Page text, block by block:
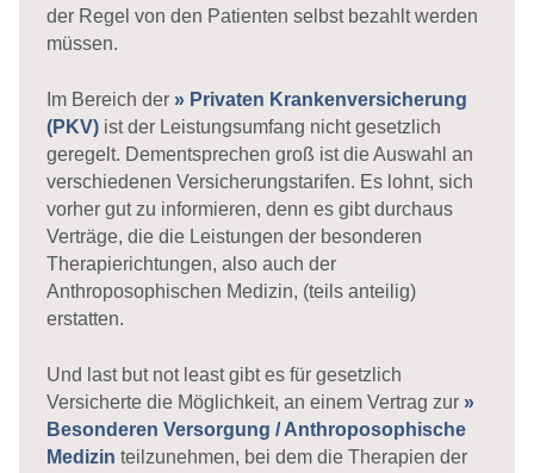
der Regel von den Patienten selbst bezahlt werden
müssen.
Im Bereich der » Privaten Krankenversicherung
(PKV)ist der Leistungsumfang nicht gesetzlich
geregelt. Dementsprechen groß ist die Auswahl an
verschiedenen Versicherungstarifen. Es lohnt, sich
vorher gut zu informieren, denn es gibt durchaus
Verträge, die die Leistungen der besonderen
Therapierichtungen, also auch der
Anthroposophischen Medizin, (teils anteilig)
erstatten.
Und last but not least gibt es für gesetzlich
Versicherte die Möglichkeit, an einem Vertrag zur »
Besonderen Versorgung / Anthroposophische
Medizin teilzunehmen, bei dem die Therapien der